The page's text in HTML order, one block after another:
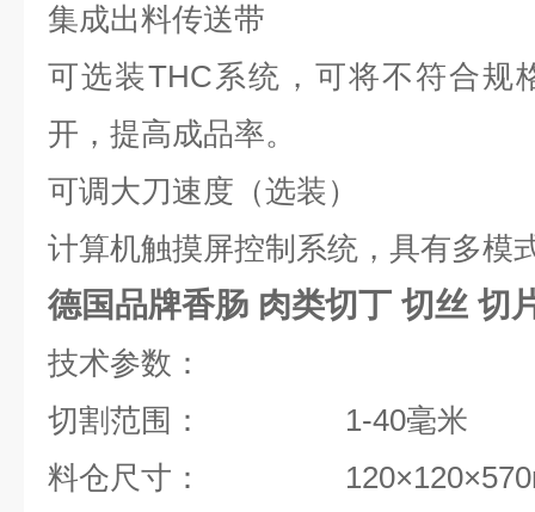
集成出料传送带
可选装THC系统，可将不符合规
开，提高成品率。
可调大刀速度（选装）
计算机触摸屏控制系统，具有多模
德国品牌香肠 肉类切丁 切丝 切
技术参数：
切割范围： 1-40毫米
料仓尺寸：